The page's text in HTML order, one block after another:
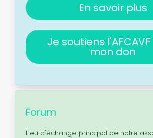
En savoir plus
Je soutiens
mon don
Forum
Lieu d'échange principal de notre